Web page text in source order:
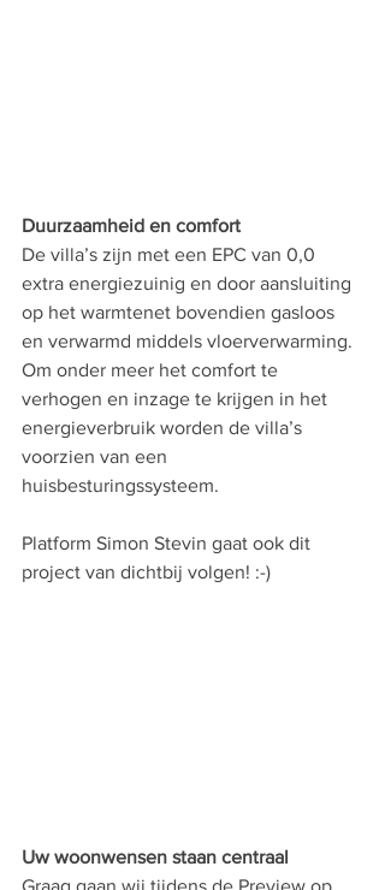
Duurzaamheid en comfort
De villa’s zijn met een EPC van 0,0
extra energiezuinig en door aansluiting
op het warmtenet bovendien gasloos
en verwarmd middels vloerverwarming.
Om onder meer het comfort te
verhogen en inzage te krijgen in het
energieverbruik worden de villa’s
voorzien van een
huisbesturingssysteem.
Platform Simon Stevin gaat ook dit
project van dichtbij volgen! :-)
Uw woonwensen staan centraal
Graag gaan wij tijdens de Preview op